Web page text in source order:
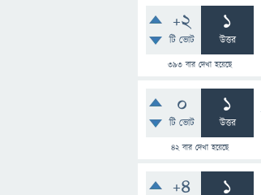
+2
টি ভোট
1
উত্তর
393 বার দেখা হয়েছে
0
টি ভোট
1
উত্তর
42বার দেখা হয়েছে
+4 1